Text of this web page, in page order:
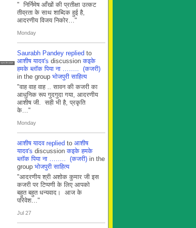
" निर्निमेष आँखों की प्रतीक्षा उत्कट
तीव्रता के साथ शाब्दिक हुई है,
आदरणीय विजय निकोर…"
Monday
सदस्य टीम प्रबंधन
Saurabh Pandey replied to
आशीष यादव's discussionकइके
हमके ब्लाॅक पिया ना …….. (कजरी)
in the group भोजपुरी साहित्य
"वाह वाह वाह .. सावन की कजरी का
आधुनिक रूप गुदगुदा गया, आदरणीय
आशीष जी. सही भी है, प्रकृति
के…"
Monday
आशीष यादव replied to आशीष
यादव's discussionकइके हमके
ब्लाॅक पिया ना …….. (कजरी) in the
group भोजपुरी साहित्य
"आदरणीय श्री अशोक कुमार जी इस
कजरी पर टिप्पणी के लिए आपको
बहुत बहुत धन्यवाद। आज के
परिवेश…"
Jul 27